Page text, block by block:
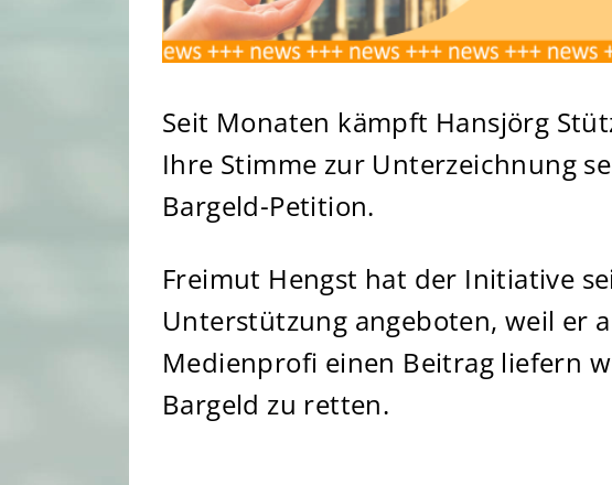
Seit Monaten kämpft Hansjörg
Ihre Stimme zur Unterzeichnung
Bargeld-Petition.
Freimut Hengst hat der Initiative
Unterstützung angeboten, weil er
Medienprofi einen Beitrag liefern
Bargeld zu retten.